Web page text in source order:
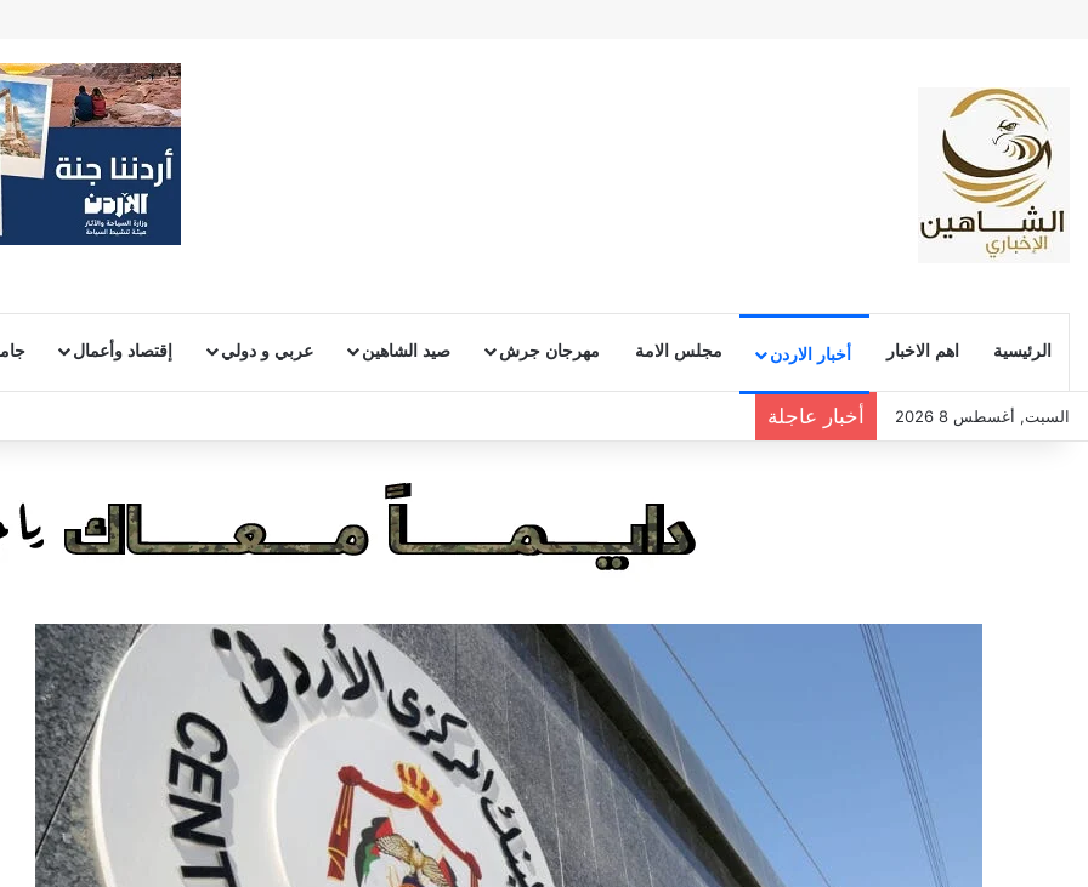
الرئيسية اهم الاخبار أخبار الاردن مجلس الامة مهرجان جرش صيد الشاهين عربي و دولي إقتصاد وأعمال
السبت, أغسطس 8 2026 أخبار عاجلة